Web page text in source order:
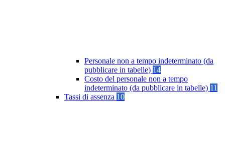
Personale non a tempo indeterminato (da
pubblicare in tabelle) 14
Costo del personale non a tempo
indeterminato (da pubblicare in tabelle) 11
Tassi di assenza 10